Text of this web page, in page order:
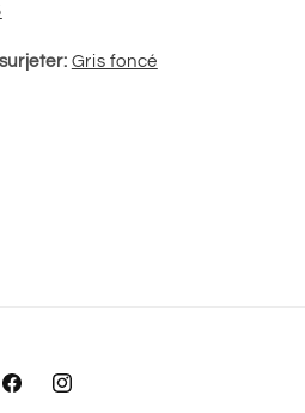
Gris foncé
FacebookInstagram